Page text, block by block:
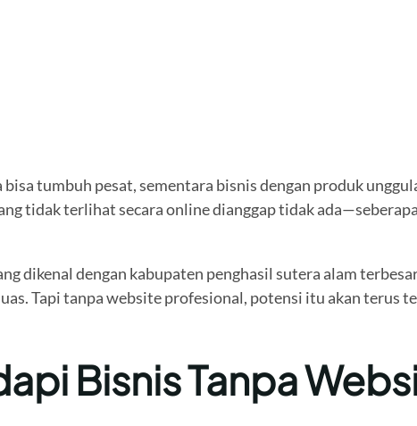
tumbuh pesat, sementara bisnis dengan produk
tidak terlihat secara online dianggap tidak
dikenal dengan kabupaten penghasil sutera alam
Tapi tanpa website profesional, potensi itu akan terus
Bisnis Tanpa